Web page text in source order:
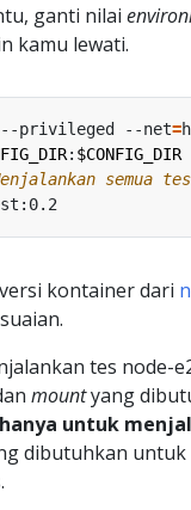
ganti nilai
kamu lewati.
privileged --net=
: $CONFIG_DIR
semua
kontainer dari
tes node-
mountyang
untuk
dibutuhkan